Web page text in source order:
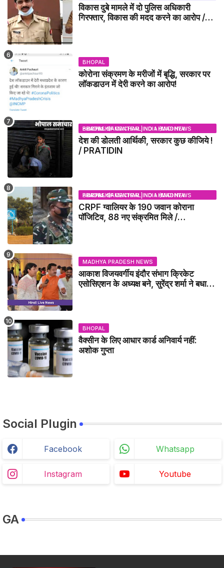
विकास दुबे मामले में दो पुलिस अधिकारी
गिरफ्तार, विकास की मदद करने का आरोप /
BHOPAL
कोरोना संक्रमण के मरीजों में बृद्धि, सरकार पर
लॉकडाउन में देरी करने का आरोप!
BHOPAL SAMACHAR | NO 1 HINDI NEWS PORTAL OF CENTRAL INDIA (MADHYA PRADESH)
देश की डोलती आर्थिकी, सरकार कुछ कीजिये !
/ PRATIDIN
BHOPAL SAMACHAR | NO 1 HINDI NEWS PORTAL OF CENTRAL INDIA (MADHYA PRADESH)
CRPF ग्वालियर के 190 जवान कोराना
पॉजिटिव, 88 नए संक्रमित मिले /
MADHYA PRADESH NEWS
आकाश विजयवर्गीय इंदौर संभाग क्रिकेट
एसोसिएशन के अध्यक्ष बने, सुरेंद्र शर्मा ने बधाई
BHOPAL
वैक्सीन के लिए आधार कार्ड अनिवार्य नहीं:
अशोक गुप्ता
Social Plugin
Facebook Whatsapp
Instagram Youtube
GA